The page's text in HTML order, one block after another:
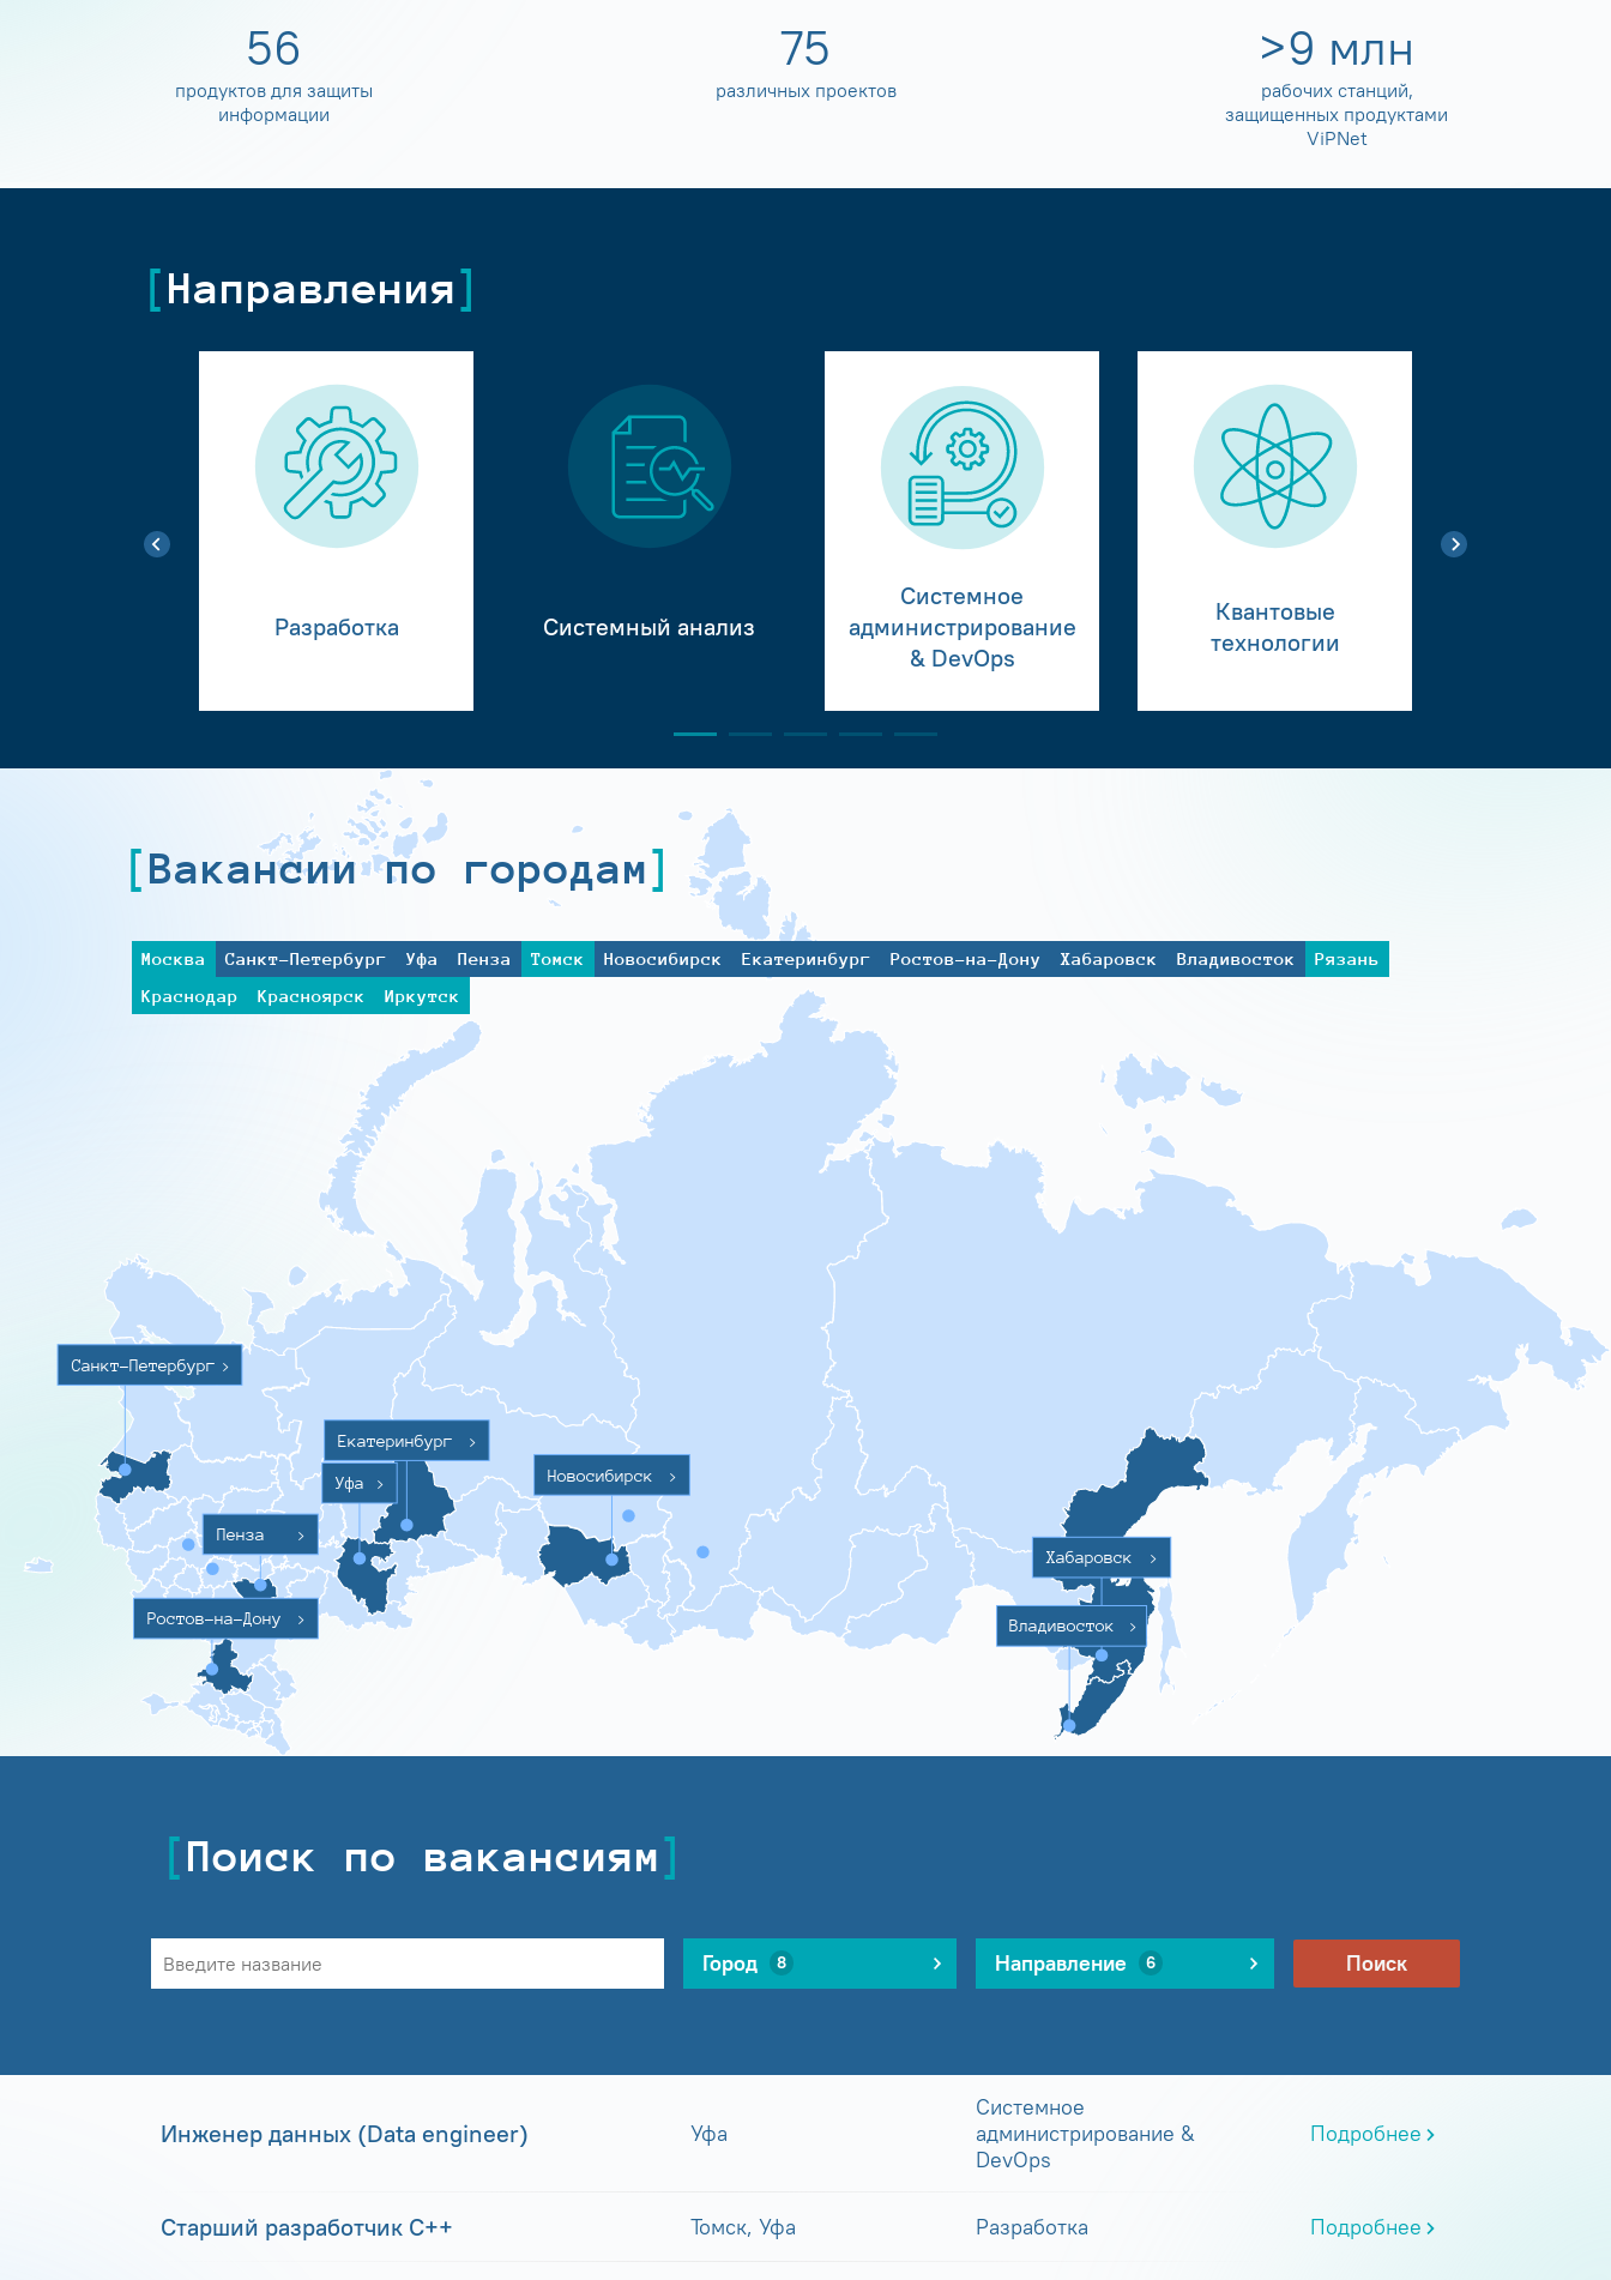
60
продуктов для защиты
информации
80
различных проектов
>10 млн
рабочих станций,
защищенных продуктами
ViPNet
Направления
Разработка Системный анализ
Системное
администрирование
& DevOps
Квантовые
технологии
Вакансии по городам
Москва Санкт-Петербург Уфа Пенза Томск Новосибирск Екатеринбург Ростов-на-Дону Хабаровск Владивосток
Рязань
Краснодар
Красноярск Иркутск
Санкт-Петербург >
Ростов-на-Дону >
Пенза >
Уфа >
Екатеринбург
>
Новосибирск
>
Хабаровск >
Владивосток >
Поиск по вакансиям
Город 8 Направление 6 Поиск
Инженер данных (Data engineer) Уфа
Системное
администрирование &
DevOps
Подробнее
Старший разработчик С++ Томск, Уфа Разработка Подробнее